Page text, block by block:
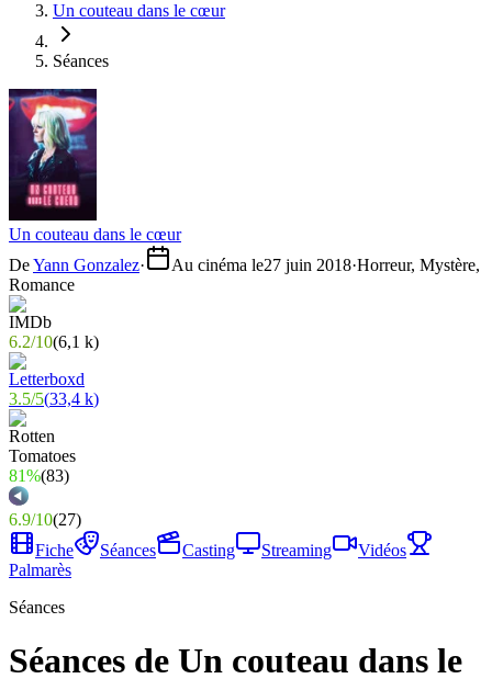
Un couteau dans le cœur
Séances
Un couteau dans le cœur
DeYann Gonzalez· Au cinéma le27 juin 2018·Horreur, Mystère,
Romance
6.2/10(6,1 k)
3.5/5(33,4 k)
81%(83)
6.9/10(27)
Fiche
Séances Casting Streaming
Vidéos
Palmarès
Séances
Séances de Un couteau dans le